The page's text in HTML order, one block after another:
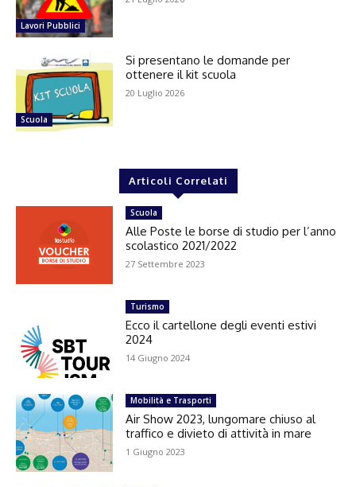
Lavori Pubblici
Scuola
Si presentano le domande per
ottenere il kit scuola
20 Luglio 2026
Articoli Correlati
Scuola
Alle Poste le borse di studio per l’anno
scolastico 2021/2022
27 Settembre 2023
Turismo
Ecco il cartellone degli eventi estivi
2024
14 Giugno 2024
Mobilità e Trasporti
Air Show 2023, lungomare chiuso al
traffico e divieto di attività in mare
1 Giugno 2023